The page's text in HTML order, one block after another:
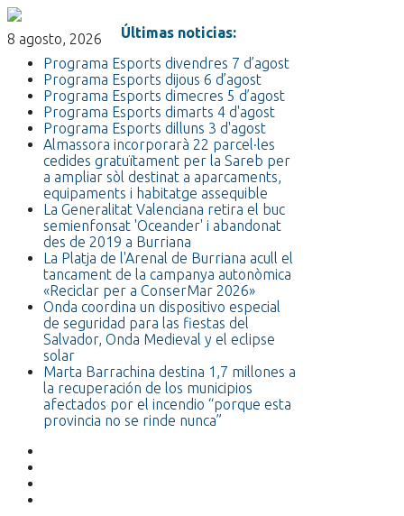
8 agosto, 2026
Últimas noticias:
Programa Esports divendres 7 d’agost
Programa Esports dijous 6 d’agost
Programa Esports dimecres 5 d’agost
Programa Esports dimarts 4 d'agost
Programa Esports dilluns 3 d'agost
Almassora incorporarà 22 parcel·les
cedides gratuïtament per la Sareb per
a ampliar sòl destinat a aparcaments,
equipaments i habitatge assequible
La Generalitat Valenciana retira el buc
semienfonsat 'Oceander' i abandonat
des de 2019 a Burriana
La Platja de l'Arenal de Burriana acull el
tancament de la campanya autonòmica
«Reciclar per a ConserMar 2026»
Onda coordina un dispositivo especial
de seguridad para las fiestas del
Salvador, Onda Medieval y el eclipse
solar
Marta Barrachina destina 1,7 millones a
la recuperación de los municipios
afectados por el incendio “porque esta
provincia no se rinde nunca”